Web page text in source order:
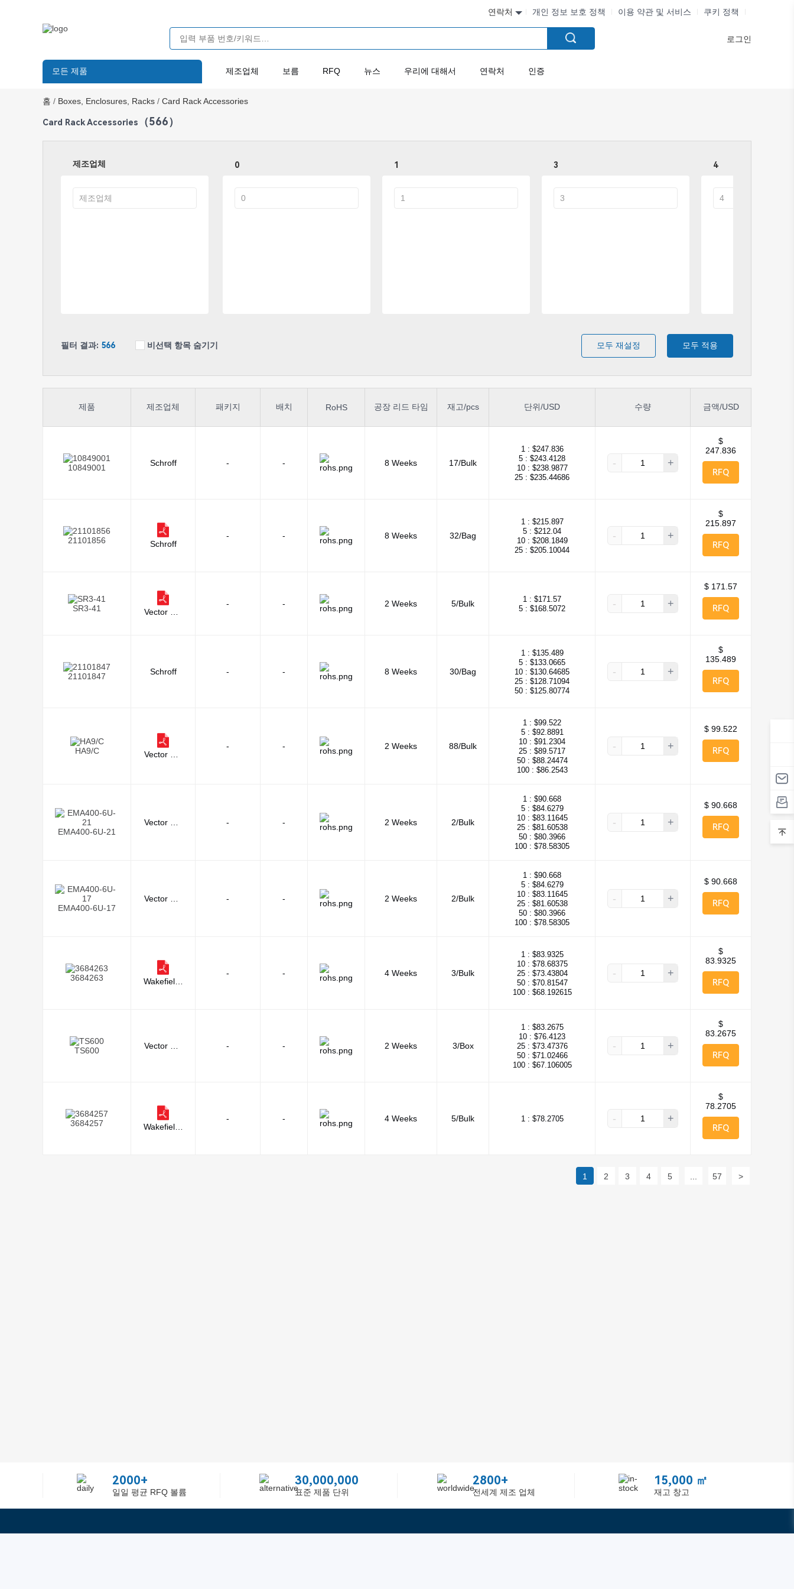
연락처 개인 정보 보호 정책 이용 약관 및 서비스 쿠키 정책
로그인
모든 제품 제조업체 보름 RFQ 뉴스 우리에 대해서 연락처 인증
홈 / Boxes, Enclosures, Racks / Card Rack Accessories
Card Rack Accessories （566）
제조업체 0 1 3 4
필터 결과: 566 비선택 항목 숨기기 모두 재설정 모두 적용
제품 제조업체 패키지 배치 RoHS 공장 리드 타임 재고/pcs 단위/USD 수량 금액/USD
10849001 Schroff - - 8 Weeks 17/Bulk
1 : $247.836
5 : $243.4128
10 : $238.9877
25 : $235.44686
- +
$
247.836
RFQ
21101856 Schroff
- - 8 Weeks 32/Bag
1 : $215.897
5 : $212.04
10 : $208.1849
25 : $205.10044
- +
$
215.897
RFQ
SR3-41
Vector Ele
- - 2 Weeks 5/Bulk 1 : $171.57
5 : $168.5072 - +
$ 171.57
RFQ
21101847 Schroff - - 8 Weeks 30/Bag
1 : $135.489
5 : $133.0665
10 : $130.64685
25 : $128.71094
50 : $125.80774
- +
$
135.489
RFQ
HA9/C
Vector Ele
- - 2 Weeks 88/Bulk
1 : $99.522
5 : $92.8891
10 : $91.2304
25 : $89.5717
50 : $88.24474
100 : $86.2543
- +
$ 99.522
RFQ
EMA400-6U-21
Vector Ele
- - 2 Weeks 2/Bulk
1 : $90.668
5 : $84.6279
10 : $83.11645
25 : $81.60538
50 : $80.3966
100 : $78.58305
- +
$ 90.668
RFQ
EMA400-6U-17
Vector Ele
- - 2 Weeks 2/Bulk
1 : $90.668
5 : $84.6279
10 : $83.11645
25 : $81.60538
50 : $80.3966
100 : $78.58305
- +
$ 90.668
RFQ
3684263
Wakefield-
- - 4 Weeks 3/Bulk
1 : $83.9325
10 : $78.68375
25 : $73.43804
50 : $70.81547
100 : $68.192615
- +
$
83.9325
RFQ
TS600
Vector Ele
- - 2 Weeks 3/Box
1 : $83.2675
10 : $76.4123
25 : $73.47376
50 : $71.02466
100 : $67.106005
- +
$
83.2675
RFQ
3684257
Wakefield-
- - 4 Weeks 5/Bulk 1 : $78.2705 - +
$
78.2705
RFQ
1 2 3 4 5 57 >
2000+
일일 평균 RFQ 볼륨
30,000,000
표준 제품 단위
2800+
전세계 제조 업체
15,000 ㎡
재고 창고